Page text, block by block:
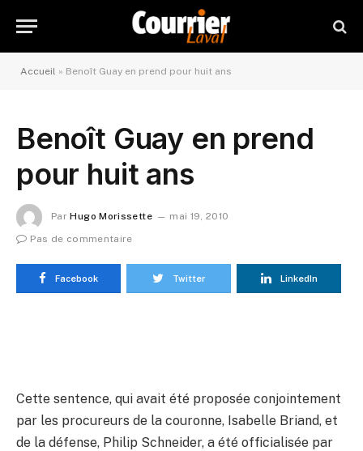
Accueil » Benoît Guay en prend pour huit ans
Benoît Guay en prend
pour huit ans
Par Hugo Morissette
mai 19, 2010
Pas de commentaire
Facebook Twitter LinkedIn
Cette sentence, qui avait été proposée conjointement
par les procureurs de la couronne, Isabelle Briand, et
de la défense, Philip Schneider, a été officialisée par